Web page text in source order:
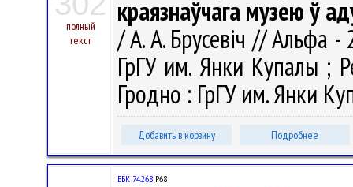
полный
текст
краязнаўчага музею ў
/ А. А. Брусевіч // Альфа -
ГрГУ им. Янки Купалы ;
Гродно : ГрГУ им. Янки
Добавить в корзину Подробнее
ББК 74.268 Р68